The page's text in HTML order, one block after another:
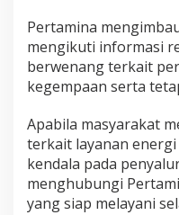
Pertamina
mengikuti informasi
berwenang terkait
kegempaan serta
Apabila masyarakat
terkait layanan
kendala pada
menghubungi
yang siap melayani